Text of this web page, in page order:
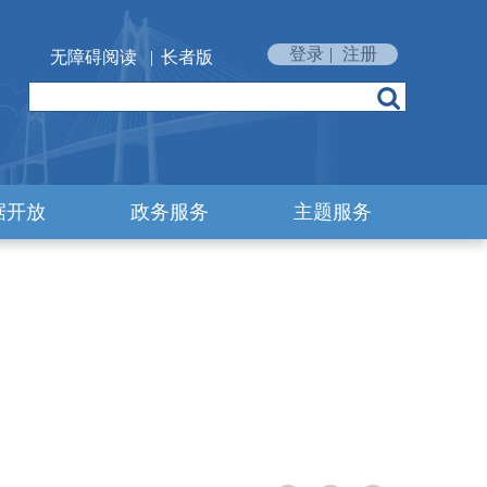
无障碍阅读 | 长者版 登录 | 注册
开放 政务服务 主题服务